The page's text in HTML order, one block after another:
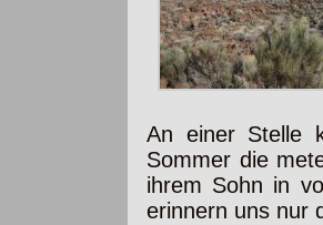
An einer Stelle
Sommer die
ihrem Sohn in
erinnern uns nur